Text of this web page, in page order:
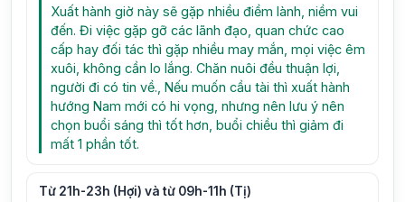
Xuất hành giờ này sẽ gặp nhiều điềm lành, niềm vui
đến. Đi việc gặp gỡ các lãnh đạo, quan chức cao
cấp hay đối tác thì gặp nhiều may mắn, mọi việc êm
xuôi, không cần lo lắng. Chăn nuôi đều thuận lợi,
người đi có tin về., Nếu muốn cầu tài thì xuất hành
hướng Nam mới có hi vọng, nhưng nên lưu ý nên
chọn buổi sáng thì tốt hơn, buổi chiều thì giảm đi
mất 1 phần tốt.
Từ 21h-23h (Hợi) và từ 09h-11h (Tị)